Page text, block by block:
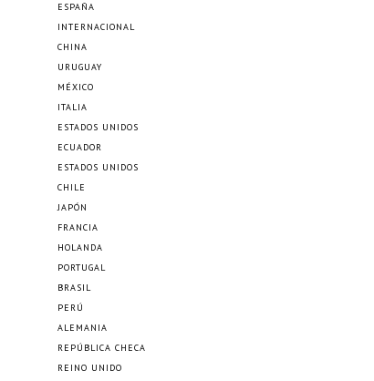
ESPAÑA
INTERNACIONAL
CHINA
URUGUAY
MÉXICO
ITALIA
ESTADOS UNIDOS
ECUADOR
ESTADOS UNIDOS
CHILE
JAPÓN
FRANCIA
HOLANDA
PORTUGAL
BRASIL
PERÚ
ALEMANIA
REPÚBLICA CHECA
REINO UNIDO